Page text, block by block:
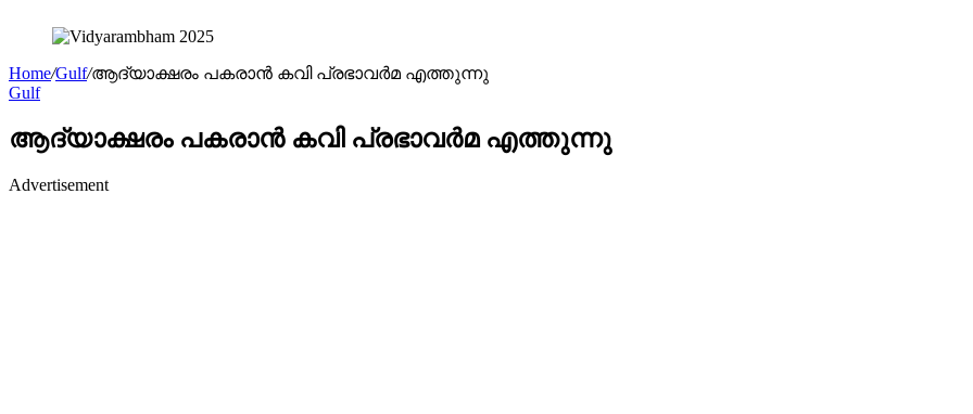
Home/Gulf/ആദ്യാക്ഷരം പകരാൻ കവി പ്രഭാവർമ എത്തുന്നു
Gulf
ആദ്യാക്ഷരം പകരാൻ കവി പ്രഭാവർമ എത്തുന്നു
Advertisement